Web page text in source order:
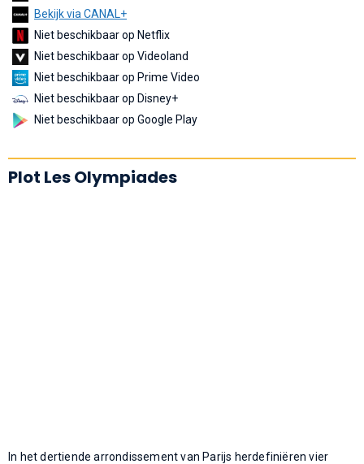
Bekijk via CANAL+
Niet beschikbaar op Netflix
Niet beschikbaar op Videoland
Niet beschikbaar op Prime Video
Niet beschikbaar op Disney+
Niet beschikbaar op Google Play
Plot Les Olympiades
In het dertiende arrondissement van Parijs herdefiniëren vier